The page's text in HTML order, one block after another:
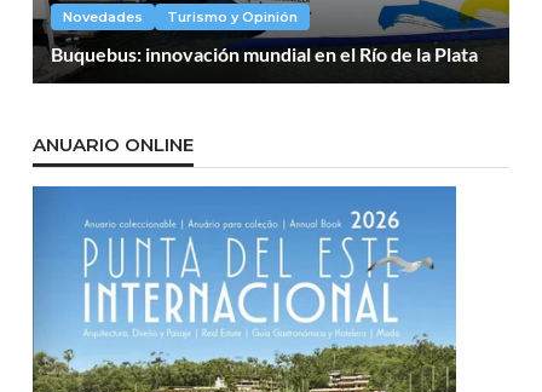
Novedades Turismo y Opinión
Buquebus: innovación mundial en el Río de la Plata
ANUARIO ONLINE